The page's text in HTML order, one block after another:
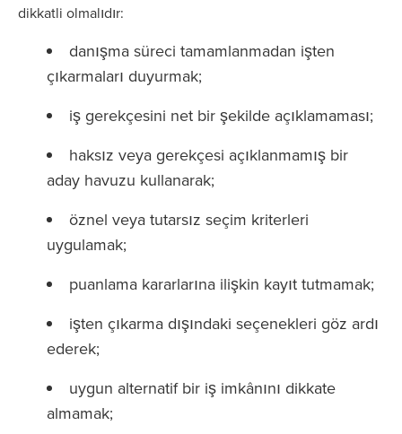
dikkatli olmalıdır:
danışma süreci tamamlanmadan işten
çıkarmaları duyurmak;
iş gerekçesini net bir şekilde açıklamaması;
haksız veya gerekçesi açıklanmamış bir
aday havuzu kullanarak;
öznel veya tutarsız seçim kriterleri
uygulamak;
puanlama kararlarına ilişkin kayıt tutmamak;
işten çıkarma dışındaki seçenekleri göz ardı
ederek;
uygun alternatif bir iş imkânını dikkate
almamak;